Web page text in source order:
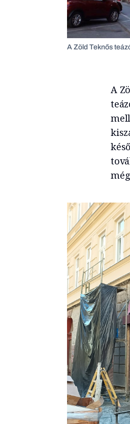
A Zöld Teknős
A